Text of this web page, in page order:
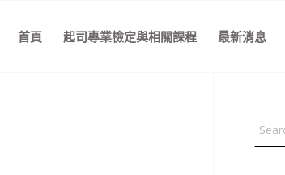
首頁 起司專業檢定與相關課程 最新消息